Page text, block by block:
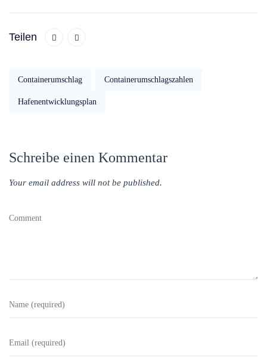
Teilen
Containerumschlag Containerumschlagszahlen
Hafenentwicklungsplan
Schreibe einen Kommentar
Your email address will not be published.